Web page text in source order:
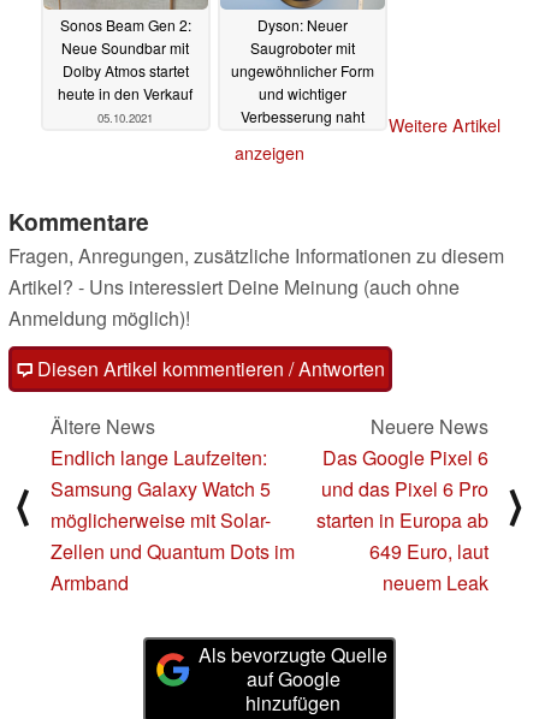
Sonos Beam Gen 2:
Neue Soundbar mit
Dolby Atmos startet
heute in den Verkauf
05.10.2021
Dyson: Neuer
Saugroboter mit
ungewöhnlicher Form
und wichtiger
Verbesserung naht
Weitere Artikel
anzeigen
Kommentare
Fragen, Anregungen, zusätzliche Informationen zu diesem
Artikel? - Uns interessiert Deine Meinung (auch ohne
Anmeldung möglich)!
Diesen Artikel kommentieren / Antworten
⟨
Ältere News
Endlich lange Laufzeiten:
Samsung Galaxy Watch 5
möglicherweise mit Solar-
Zellen und Quantum Dots im
Armband
Neuere News
Das Google Pixel 6
und das Pixel 6 Pro
starten in Europa ab
649 Euro, laut
neuem Leak
⟩
Als bevorzugte Quelle
auf Google
hinzufügen